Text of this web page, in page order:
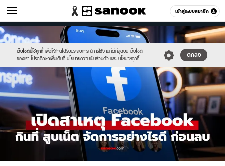
เข้าสู่ระบบสมาชิก
ไอที หมวดอื่นๆ
เว็บไซต์นี้ใช้คุกกี้ เพื่อให้ท่านได้รับประสบการณ์การใช้งานที่ดีที่สุดบน เว็บไซต์
ของเรา โปรดศึกษาเพิ่มเติมที่ นโยบายความเป็นส่วนตัว และ นโยบายคุกกี้
ตกลง
Sanook
//s.isanook.com/sr/0/images/logo-
new-
sanook.png
600
60
//s.isanook.com/hi/0/ud/325/1625442/face.jpg